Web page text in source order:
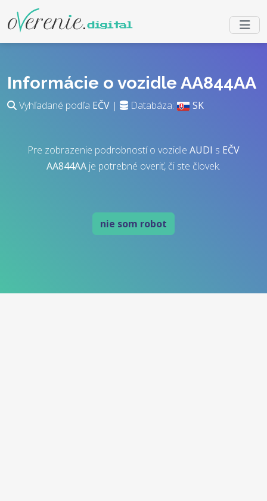
Informácie o vozidle AA844AA
Vyhľadané podľa EČV | Databáza: SK
Pre zobrazenie podrobností o vozidle AUDI s EČV
AA844AA je potrebné overiť, či ste človek.
nie som robot